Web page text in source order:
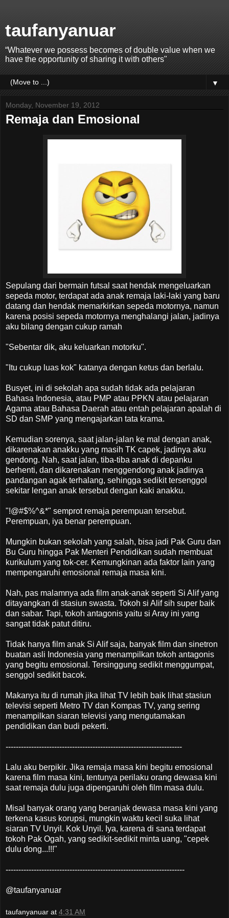
taufanyanuar
“Whatever we possess becomes of double value when we
have the opportunity of sharing it with others"
▼
Monday, November 19, 2012
Remaja dan Emosional
Sepulang dari bermain futsal saat hendak mengeluarkan
sepeda motor, terdapat ada anak remaja laki-laki yang baru
datang dan hendak memarkirkan sepeda motornya, namun
karena posisi sepeda motornya menghalangi jalan, jadinya
aku bilang dengan cukup ramah
"Sebentar dik, aku keluarkan motorku".
"Itu cukup luas kok" katanya dengan ketus dan berlalu.
Busyet, ini di sekolah apa sudah tidak ada pelajaran
Bahasa Indonesia, atau PMP atau PPKN atau pelajaran
Agama atau Bahasa Daerah atau entah pelajaran apalah di
SD dan SMP yang mengajarkan tata krama.
Kemudian sorenya, saat jalan-jalan ke mal dengan anak,
dikarenakan anakku yang masih TK capek, jadinya aku
gendong. Nah, saat jalan, tiba-tiba anak di depanku
berhenti, dan dikarenakan menggendong anak jadinya
pandangan agak terhalang, sehingga sedikit tersenggol
sekitar lengan anak tersebut dengan kaki anakku.
"!@#$%^&*" semprot remaja perempuan tersebut.
Perempuan, iya benar perempuan.
Mungkin bukan sekolah yang salah, bisa jadi Pak Guru dan
Bu Guru hingga Pak Menteri Pendidikan sudah membuat
kurikulum yang tok-cer. Kemungkinan ada faktor lain yang
mempengaruhi emosional remaja masa kini.
Nah, pas malamnya ada film anak-anak seperti Si Alif yang
ditayangkan di stasiun swasta. Tokoh si Alif sih super baik
dan sabar. Tapi, tokoh antagonis yaitu si Aray ini yang
sangat tidak patut ditiru.
Tidak hanya film anak Si Alif saja, banyak film dan sinetron
buatan asli Indonesia yang menampilkan tokoh antagonis
yang begitu emosional. Tersinggung sedikit menggumpat,
senggol sedikit bacok.
Makanya itu di rumah jika lihat TV lebih baik lihat stasiun
televisi seperti Metro TV dan Kompas TV, yang sering
menampilkan siaran televisi yang mengutamakan
pendidikan dan budi pekerti.
---------------------------------------------------------------------
Lalu aku berpikir. Jika remaja masa kini begitu emosional
karena film masa kini, tentunya perilaku orang dewasa kini
saat remaja dulu juga dipengaruhi oleh film masa dulu.
Misal banyak orang yang beranjak dewasa masa kini yang
terkena kasus korupsi, mungkin waktu kecil suka lihat
siaran TV Unyil. Kok Unyil. Iya, karena di sana terdapat
tokoh Pak Ogah, yang sedikit-sedikit minta uang, "cepek
dulu dong...!!!"
----------------------------------------------------------------------
@taufanyanuar
taufanyanuar at 4:31 AM